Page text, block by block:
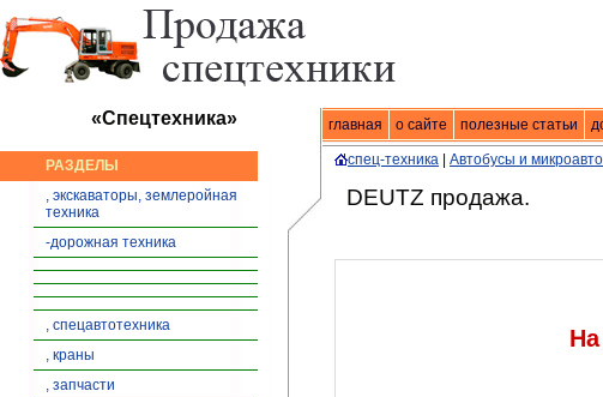
главная о сайте полезные статьи
«Спецтехника» Спецтехника| продажа спец. техники
РАЗДЕЛЫ
, экскаваторы, землеройная
техника
-дорожная техника
, спецавтотехника
, краны
, запчасти
спец-техника Автобусы и
DEUTZ продажа.